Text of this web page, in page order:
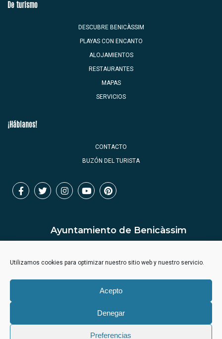
Utilizamos cookies para optimizar nuestro sitio web y nuestro servicio.
Acepto
Denegar
Preferencias
De turismo
DESCUBRE BENICÀSSIM
PLAYAS CON ENCANTO
ALOJAMIENTOS
RESTAURANTES
MAPAS
SERVICIOS
¡Háblanos!
CONTACTO
BUZÓN DEL TURISTA
Ayuntamiento de Benicàssim
Política privacidad